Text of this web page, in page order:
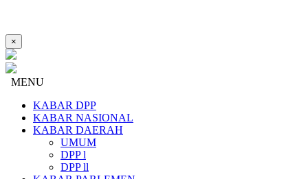
×
MENU
KABAR DPP
KABAR NASIONAL
KABAR DAERAH
UMUM
DPP l
DPP ll